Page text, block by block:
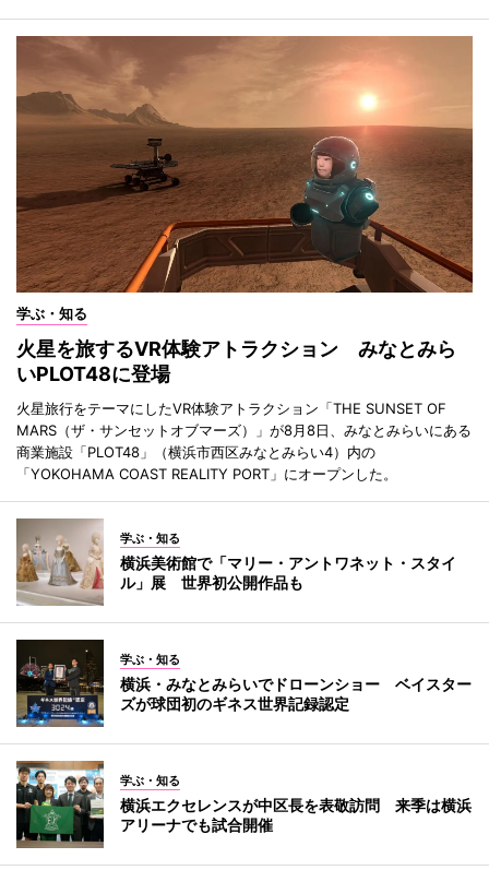
学ぶ・知る
火星を旅するVR体験アトラクション みなとみら
いPLOT48に登場
火星旅行をテーマにしたVR体験アトラクション「THE SUNSET OF
MARS（ザ・サンセットオブマーズ）」が8月8日、みなとみらいにある
商業施設「PLOT48」（横浜市西区みなとみらい4）内の
「YOKOHAMA COAST REALITY PORT」にオープンした。
学ぶ・知る
横浜美術館で「マリー・アントワネット・スタイ
ル」展 世界初公開作品も
学ぶ・知る
横浜・みなとみらいでドローンショー ベイスター
ズが球団初のギネス世界記録認定
学ぶ・知る
横浜エクセレンスが中区長を表敬訪問 来季は横浜
アリーナでも試合開催